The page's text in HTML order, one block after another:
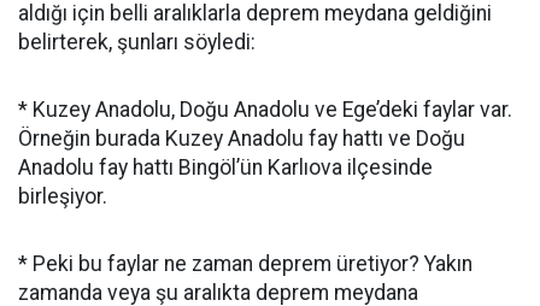
aldığı için belli aralıklarla deprem meydana geldiğini
belirterek, şunları söyledi:
* Kuzey Anadolu, Doğu Anadolu ve Ege’deki faylar var.
Örneğin burada Kuzey Anadolu fay hattı ve Doğu
Anadolu fay hattı Bingöl’ün Karlıova ilçesinde
birleşiyor.
* Peki bu faylar ne zaman deprem üretiyor? Yakın
zamanda veya şu aralıkta deprem meydana